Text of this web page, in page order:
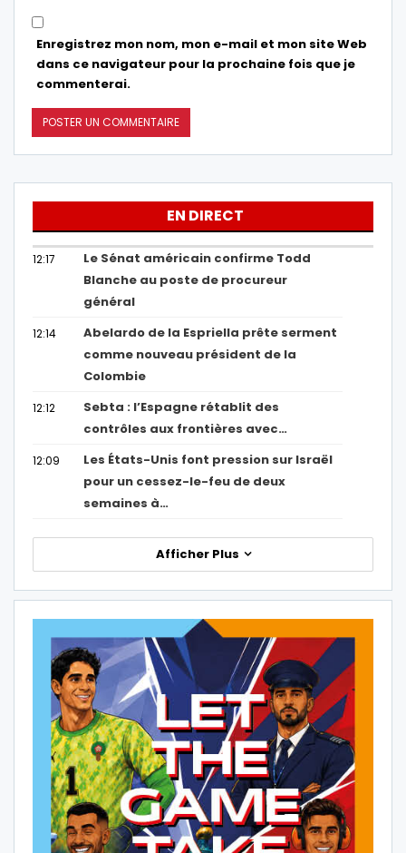
Enregistrez mon nom, mon e-mail et mon site Web
dans ce navigateur pour la prochaine fois que je
commenterai.
EN DIRECT
12:17
Le Sénat américain confirme Todd
Blanche au poste de procureur
général
12:14
Abelardo de la Espriella prête serment
comme nouveau président de la
Colombie
12:12
Sebta : l’Espagne rétablit des
contrôles aux frontières avec…
12:09
Les États-Unis font pression sur Israël
pour un cessez-le-feu de deux
semaines à…
Afficher Plus